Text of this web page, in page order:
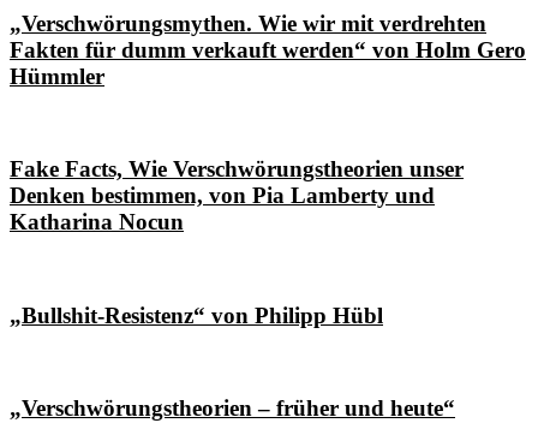
„Verschwörungsmythen. Wie wir mit verdrehten
Fakten für dumm verkauft werden“ von Holm Gero
Hümmler
Fake Facts, Wie Verschwörungstheorien unser
Denken bestimmen, von Pia Lamberty und
Katharina Nocun
„Bullshit-Resistenz“ von Philipp Hübl
„Verschwörungstheorien – früher und heute“